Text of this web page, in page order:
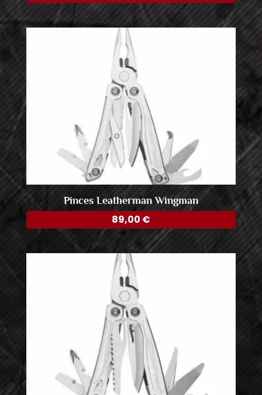
Pinces Leatherman Wingman
89,00 €